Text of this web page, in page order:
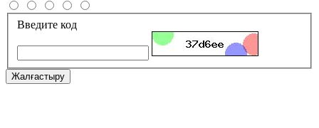
Введите код
Жалғастыру